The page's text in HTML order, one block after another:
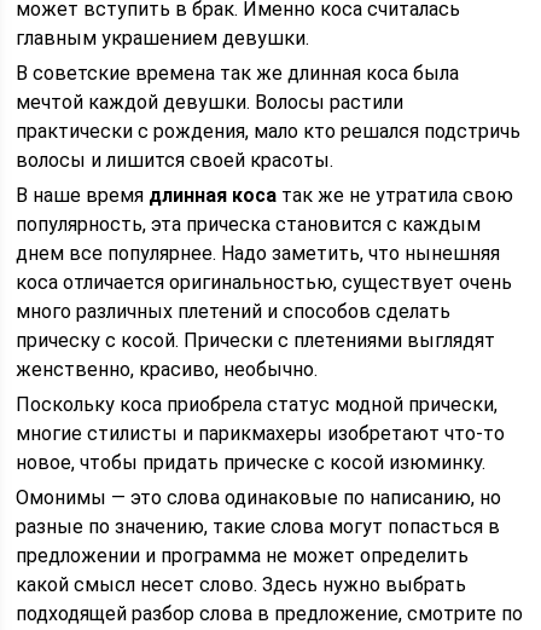
может вступить в брак. Именно коса считалась
главным украшением девушки.
В советские времена так же длинная коса была
мечтой каждой девушки. Волосы растили
практически с рождения, мало кто решался подстричь
волосы и лишится своей красоты.
В наше время длинная коса так же не утратила свою
популярность, эта прическа становится с каждым
днем все популярнее. Надо заметить, что нынешняя
коса отличается оригинальностью, существует очень
много различных плетений и способов сделать
прическу с косой. Прически с плетениями выглядят
женственно, красиво, необычно.
Поскольку коса приобрела статус модной прически,
многие стилисты и парикмахеры изобретают что-то
новое, чтобы придать прическе с косой изюминку.
Омонимы — это слова одинаковые по написанию, но
разные по значению, такие слова могут попасться в
предложении и программа не может определить
какой смысл несет слово. Здесь нужно выбрать
подходящей разбор слова в предложение, смотрите по